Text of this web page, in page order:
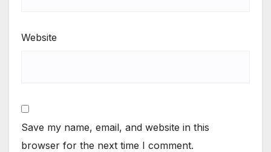
Website
Save my name, email, and website in this
browser for the next time I comment.